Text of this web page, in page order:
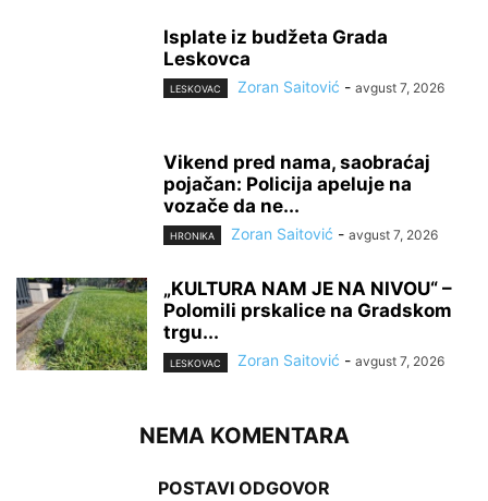
Isplate iz budžeta Grada
Leskovca
LESKOVAC Zoran Saitović - avgust 7, 2026
Vikend pred nama, saobraćaj
pojačan: Policija apeluje na
vozače da ne...
HRONIKA Zoran Saitović - avgust 7, 2026
„KULTURA NAM JE NA NIVOU“ –
Polomili prskalice na Gradskom
trgu...
LESKOVAC Zoran Saitović - avgust 7, 2026
NEMA KOMENTARA
POSTAVI ODGOVOR